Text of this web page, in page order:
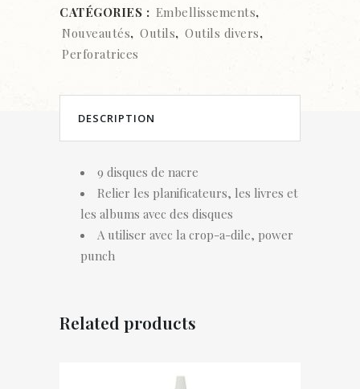
•
Crop-
planner
Pearl
quantity
CATÉGORIES : Embellissements,
Nouveautés, Outils, Outils divers,
Perforatrices
DESCRIPTION
9 disques de nacre
Relier les planificateurs, les livres et
les albums avec des disques
A utiliser avec la crop-a-dile, power
punch
Related products